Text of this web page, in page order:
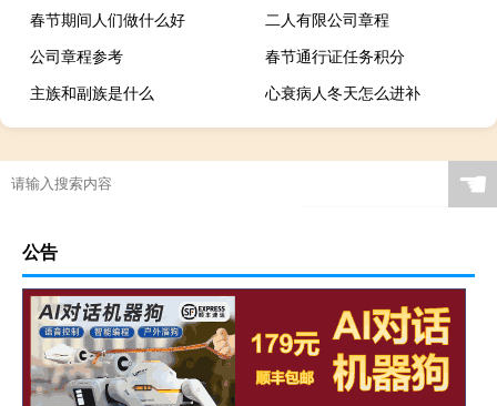
春节期间人们做什么好
二人有限公司章程
公司章程参考
春节通行证任务积分
主族和副族是什么
心衰病人冬天怎么进补
☚
公告